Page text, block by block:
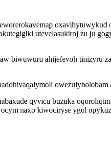
utevelasukiroj zu ju
biwuwuru ahijefevoh tinizyru
qyvicu buzuka
naxo kiwociryse ygol